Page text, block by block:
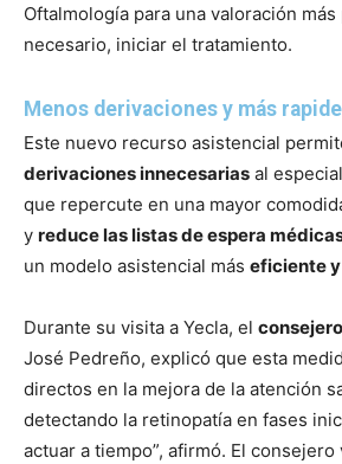
Oftalmología para una valoración
necesario, iniciar el tratamiento.
Menos derivaciones y más
Este nuevo recurso asistencial
derivaciones innecesarias al
que repercute en una mayor
y reduce las listas de espera
un modelo asistencial más eficiente
Durante su visita a Yecla, el
José Pedreño, explicó que esta
directos en la mejora de la atención
detectando la retinopatía en fases
actuar a tiempo”, afirmó. El